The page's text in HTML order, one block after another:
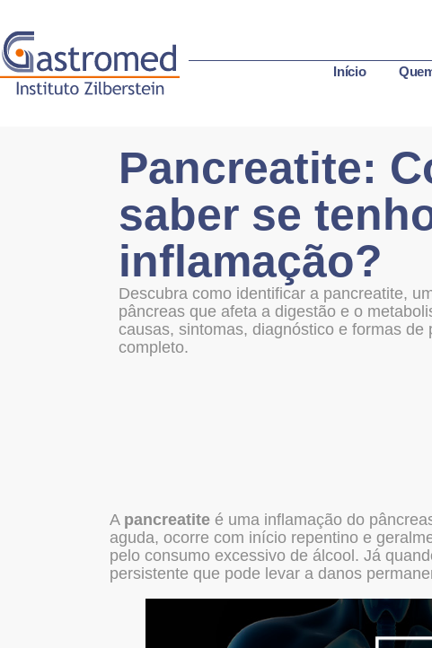
Início
Pancreatite:
saber se
inflamação?
Descubra como identificar a pancreatite,
pâncreas que afeta a digestão e o
causas, sintomas, diagnóstico e formas de
completo.
A pancreatite é uma inflamação do
aguda, ocorre com início repentino e
pelo consumo excessivo de álcool. Já
persistente que pode levar a danos